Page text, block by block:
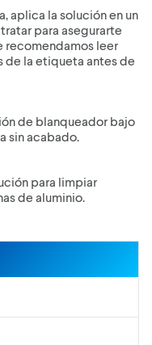
aplica la solución en un
para asegurarte
recomendamos leer
de la etiqueta antes de
de blanqueador bajo
sin acabado.
para limpiar
de aluminio.